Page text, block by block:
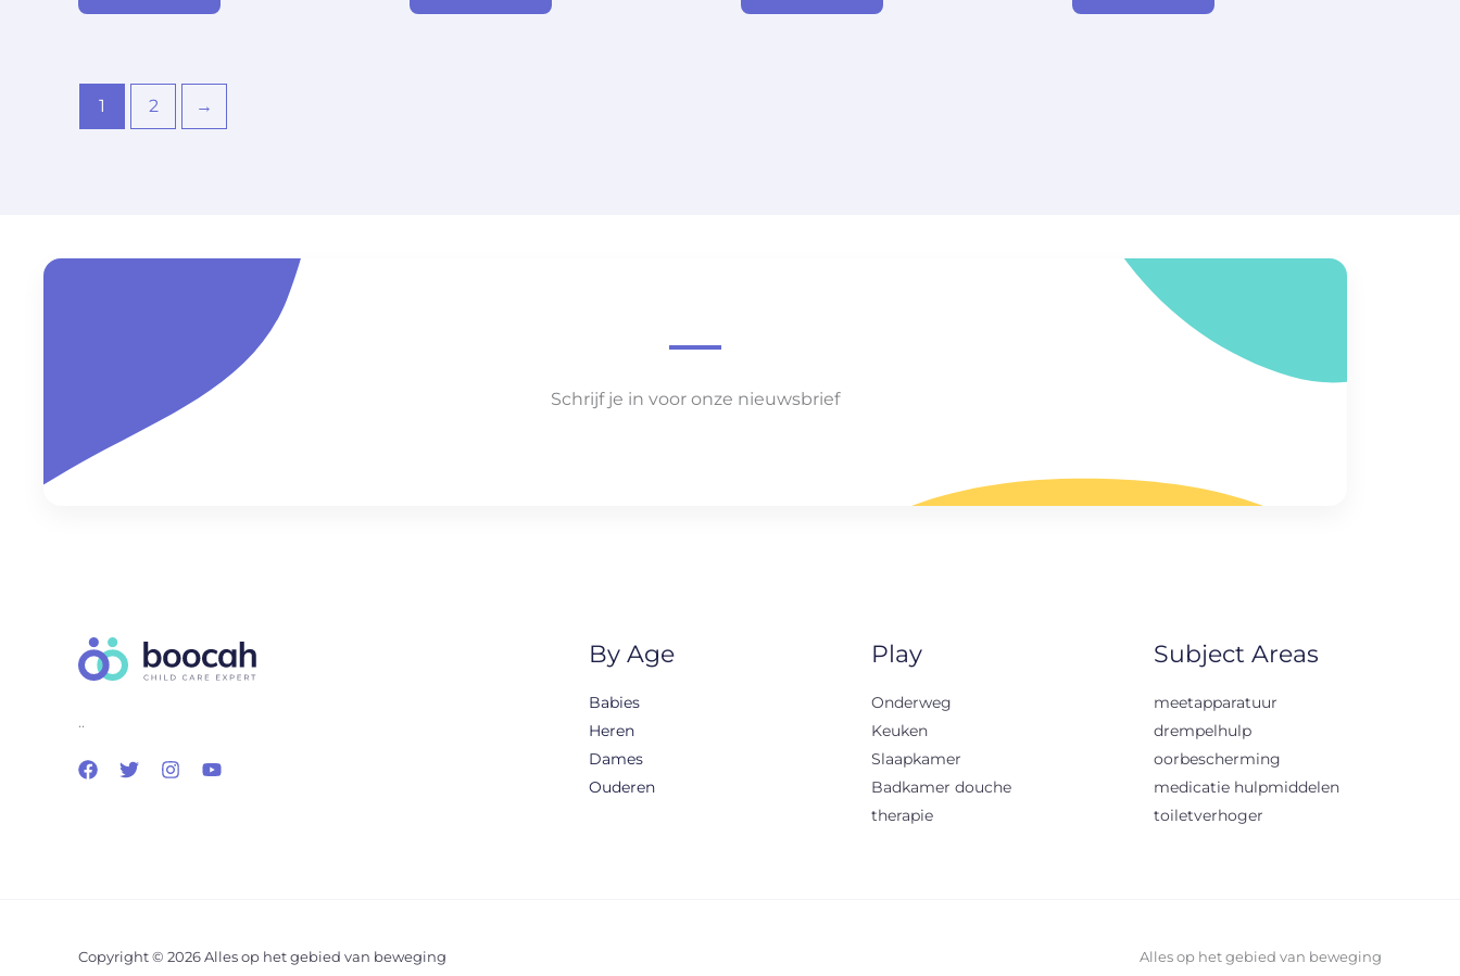
1 2 →
Schrijf je in voor onze nieuwsbrief
..
By Age
Babies
Heren
Dames
Ouderen
Play
Onderweg
Keuken
Slaapkamer
Badkamer douche
therapie
Subject Areas
meetapparatuur
drempelhulp
oorbescherming
medicatie hulpmiddelen
toiletverhoger
Copyright © 2026 Alles op het gebied van beweging Alles op het gebied van beweging